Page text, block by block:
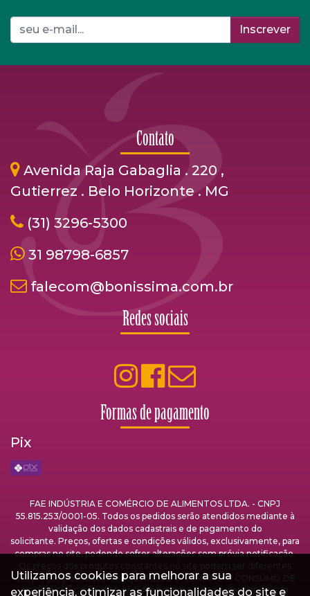
Inscrever
Contato
Avenida Raja Gabaglia . 220 ,
Gutierrez . Belo Horizonte . MG
(31) 3296-5300
31 98798-6857
falecom@bonissima.com.br
Redes sociais
Formas de pagamento
Pix
FAE INDÚSTRIA E COMÉRCIO DE ALIMENTOS LTDA. - CNPJ
55.815.253/0001-05. Todos os pedidos serão atendidos mediante à
validação dos dados cadastrais e de pagamento do
solicitante. Preços, ofertas e condições válidos, exclusivamente, para
compras no site, podendo sofrer alterações sem prévia notificação.
dos preços praticados nas lojas físicas. A VENDA E O CONSUMO DE
BEBIDAS ALCOÓLICAS SÃO PROIBIDOS PARA MENORES DE 18
Utilizamos cookies para melhorar a sua
experiência, otimizar as funcionalidades do site e